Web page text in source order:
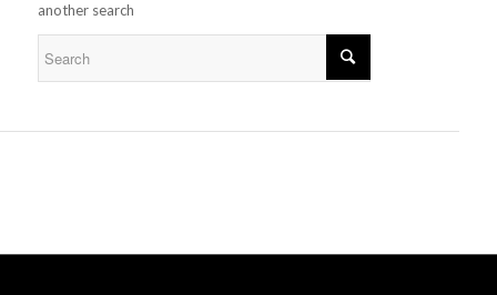
another search